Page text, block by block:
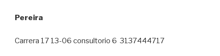
Pereira
Carrera 17 13-06 consultorio 6 3137444717